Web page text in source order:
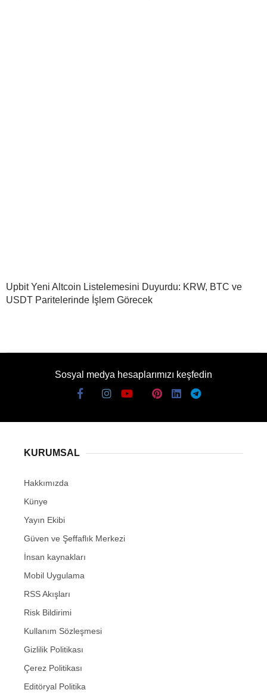
Upbit Yeni Altcoin Listelemesini Duyurdu: KRW, BTC ve
USDT Paritelerinde İşlem Görecek
Sosyal medya hesaplarımızı keşfedin
KURUMSAL
Hakkımızda
Künye
Yayın Ekibi
Güven ve Şeffaflık Merkezi
İnsan kaynakları
Mobil Uygulama
RSS Akışları
Risk Bildirimi
Kullanım Sözleşmesi
Gizlilik Politikası
Çerez Politikası
Editöryal Politika